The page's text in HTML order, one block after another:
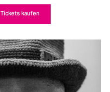
Tickets kaufen